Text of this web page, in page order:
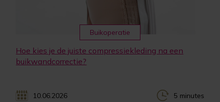
Buikoperatie
Hoe kies je de juiste compressiekleding na een
buikwandcorrectie?
10.06.2026 5 minutes